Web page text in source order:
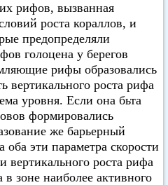
рифов, вызванная
роста кораллов, и
предопределяли
голоцена у берегов
рифы образовались
вертикального роста рифа
уровня. Если она бьта
формировались
же барьерный
оба эти параметра скорости
роста рифа
зоне наиболее активного